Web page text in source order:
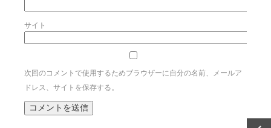
サイト
次回のコメントで使用するためブラウザーに自分の名前、メールア
ドレス、サイトを保存する。